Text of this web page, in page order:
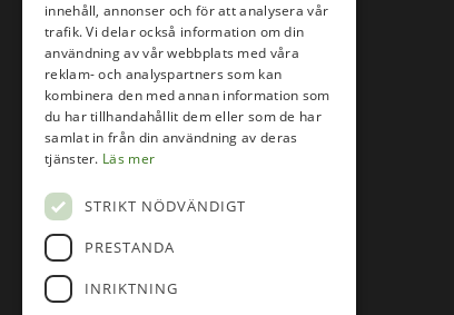
Följ oss på
Instagram
innehåll, annonser och för att analysera vår
trafik. Vi delar också information om din
användning av vår webbplats med våra
reklam- och analyspartners som kan
kombinera den med annan information som
du har tillhandahållit dem eller som de har
samlat in från din användning av deras
tjänster. Läs mer
STRIKT NÖDVÄNDIGT
PRESTANDA
INRIKTNING